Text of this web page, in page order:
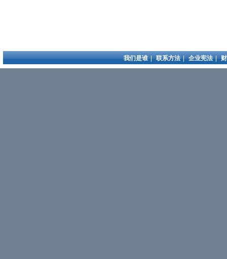
我们是谁 | 联系方法 | 企业宪法 |